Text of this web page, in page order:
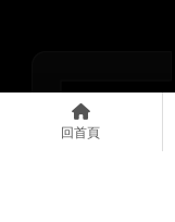
回首頁